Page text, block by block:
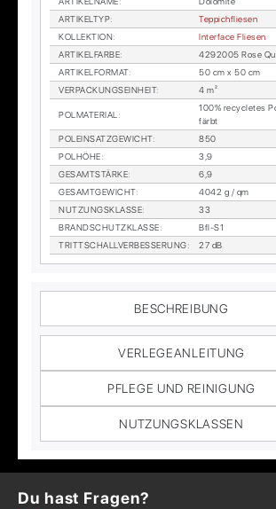
AR­TI­KEL­TYP:
Tep­pich­flie­sen
KOL­LEK­TI­ON:
In­ter­face Flie­sen
AR­TI­KEL­FAR­BE:
4292005 Rose
AR­TI­KEL­FOR­MAT:
50 cm x 50 cm
VER­PA­CKUNGS­EIN­HEIT: 4 m²
POL­MA­TE­RI­AL :
100% re­cy­cle­tes
färbt
POL­EIN­SATZ­GE­WICHT:
850
POL­HÖ­HE:
3,9
GE­SAMT­STÄR­KE:
6,9
GE­SAMT­GE­WICHT:
4042 g / qm
NUT­ZUNGS­KLAS­SE:
33
BRAND­SCHUTZ­KLAS­SE:
Bfl-S1
TRITT­SCHALL­VER­BES­SE­RUNG: 27 dB
BESCHREIBUNG
VERLEGEANLEITUNG
PFLEGE UND REINIGUNG
NUTZUNGSKLASSEN
Du hast Fragen?